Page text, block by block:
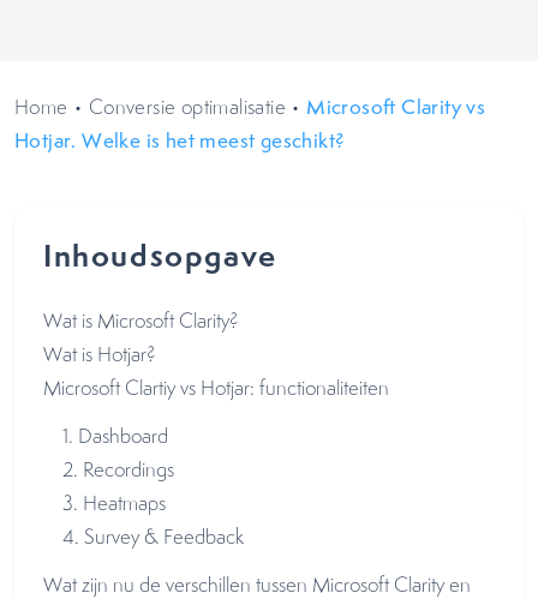
Home • Conversie optimalisatie • Microsoft Clarity vs
Hotjar. Welke is het meest geschikt?
Inhoudsopgave
Wat is Microsoft Clarity?
Wat is Hotjar?
Microsoft Clartiy vs Hotjar: functionaliteiten
1. Dashboard
2. Recordings
3. Heatmaps
4. Survey & Feedback
Wat zijn nu de verschillen tussen Microsoft Clarity en